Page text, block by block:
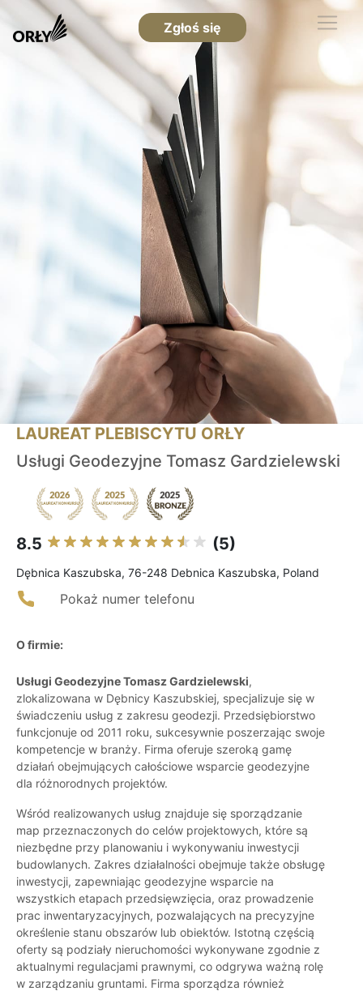
Zgłoś się
LAUREAT PLEBISCYTU ORŁY
Usługi Geodezyjne Tomasz Gardzielewski
8.5 (5)
Dębnica Kaszubska, 76-248 Debnica Kaszubska, Poland
Pokaż numer telefonu
O firmie:
Usługi Geodezyjne Tomasz Gardzielewski,
zlokalizowana w Dębnicy Kaszubskiej, specjalizuje się w
świadczeniu usług z zakresu geodezji. Przedsiębiorstwo
funkcjonuje od 2011 roku, sukcesywnie poszerzając swoje
kompetencje w branży. Firma oferuje szeroką gamę
działań obejmujących całościowe wsparcie geodezyjne
dla różnorodnych projektów.
Wśród realizowanych usług znajduje się sporządzanie
map przeznaczonych do celów projektowych, które są
niezbędne przy planowaniu i wykonywaniu inwestycji
budowlanych. Zakres działalności obejmuje także obsługę
inwestycji, zapewniając geodezyjne wsparcie na
wszystkich etapach przedsięwzięcia, oraz prowadzenie
prac inwentaryzacyjnych, pozwalających na precyzyjne
określenie stanu obszarów lub obiektów. Istotną częścią
oferty są podziały nieruchomości wykonywane zgodnie z
aktualnymi regulacjami prawnymi, co odgrywa ważną rolę
w zarządzaniu gruntami. Firma sporządza również